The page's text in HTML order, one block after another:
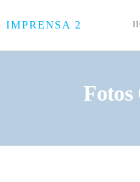
UP
Startups e
Pequenas
Fotos